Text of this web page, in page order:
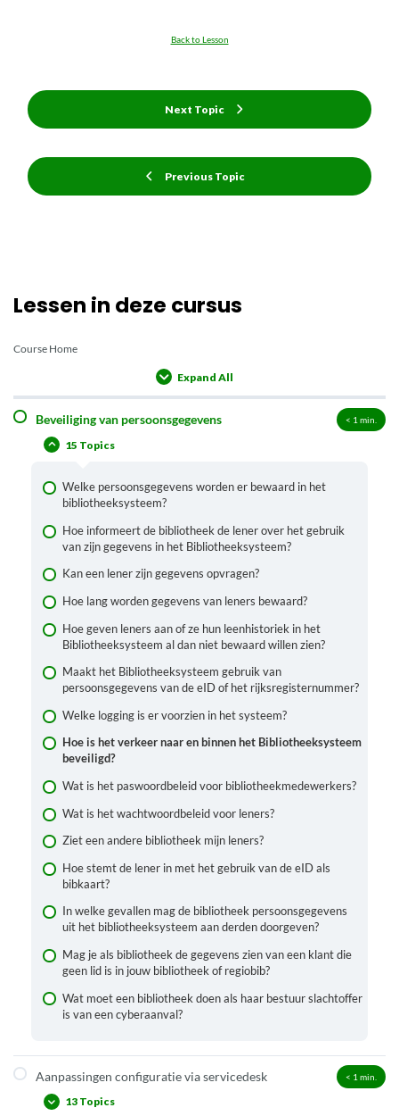
Previous Topic
Back to Lesson
Next Topic
Lessen in deze cursus
Course Home
Expand All
Beveiliging van persoonsgegevens < 1 min.
15 Topics
Welke persoonsgegevens worden er bewaard in het
bibliotheeksysteem?
Hoe informeert de bibliotheek de lener over het gebruik
van zijn gegevens in het Bibliotheeksysteem?
Kan een lener zijn gegevens opvragen?
Hoe lang worden gegevens van leners bewaard?
Hoe geven leners aan of ze hun leenhistoriek in het
Bibliotheeksysteem al dan niet bewaard willen zien?
Maakt het Bibliotheeksysteem gebruik van
persoonsgegevens van de eID of het rijksregisternummer?
Welke logging is er voorzien in het systeem?
Hoe is het verkeer naar en binnen het Bibliotheeksysteem
beveiligd?
Wat is het paswoordbeleid voor bibliotheekmedewerkers?
Wat is het wachtwoordbeleid voor leners?
Ziet een andere bibliotheek mijn leners?
Hoe stemt de lener in met het gebruik van de eID als
bibkaart?
In welke gevallen mag de bibliotheek persoonsgegevens
uit het bibliotheeksysteem aan derden doorgeven?
Mag je als bibliotheek de gegevens zien van een klant die
geen lid is in jouw bibliotheek of regiobib?
Wat moet een bibliotheek doen als haar bestuur slachtoffer
is van een cyberaanval?
Aanpassingen configuratie via servicedesk < 1 min.
13 Topics